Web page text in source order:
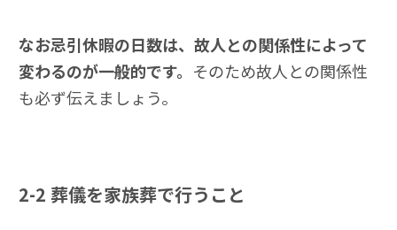
なお忌引休暇の日数は、故人との関係性によって
変わるのが一般的です。 そのため故人との関係性
も必ず伝えましょう。
2-2 葬儀を家族葬で行うこと